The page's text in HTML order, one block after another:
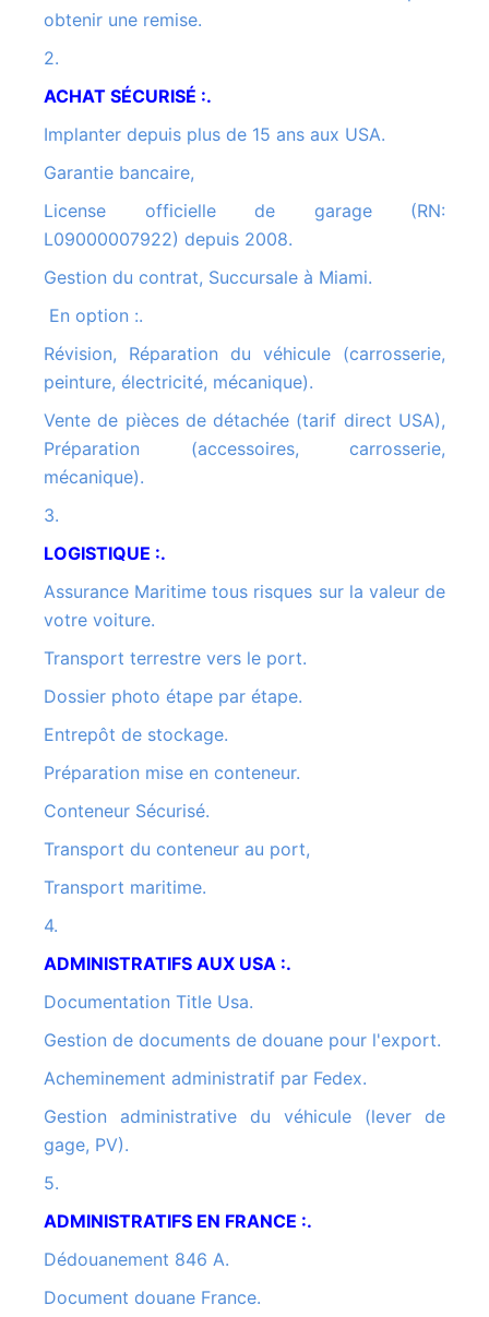
obtenir une remise.
2.
ACHAT SÉCURISÉ :.
Implanter depuis plus de 15 ans aux USA.
Garantie bancaire,
License officielle de garage (RN:
L09000007922) depuis 2008.
Gestion du contrat, Succursale à Miami.
En option :.
Révision, Réparation du véhicule (carrosserie,
peinture, électricité, mécanique).
Vente de pièces de détachée (tarif direct USA),
Préparation (accessoires, carrosserie,
mécanique).
3.
LOGISTIQUE :.
Assurance Maritime tous risques sur la valeur de
votre voiture.
Transport terrestre vers le port.
Dossier photo étape par étape.
Entrepôt de stockage.
Préparation mise en conteneur.
Conteneur Sécurisé.
Transport du conteneur au port,
Transport maritime.
4.
ADMINISTRATIFS AUX USA :.
Documentation Title Usa.
Gestion de documents de douane pour l'export.
Acheminement administratif par Fedex.
Gestion administrative du véhicule (lever de
gage, PV).
5.
ADMINISTRATIFS EN FRANCE :.
Dédouanement 846 A.
Document douane France.